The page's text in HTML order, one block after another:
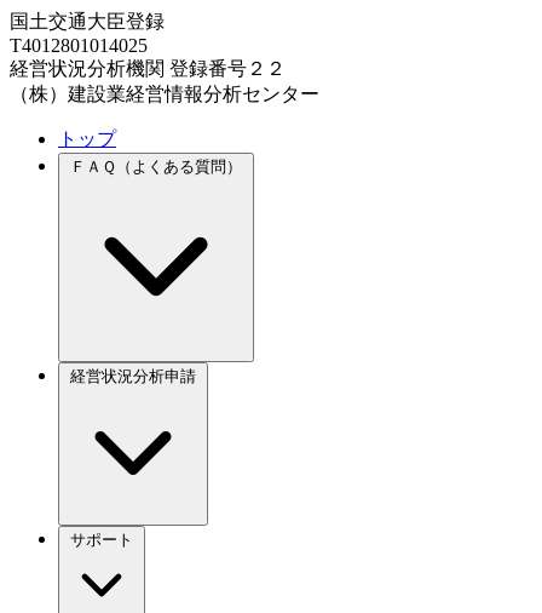
国土交通大臣登録
T4012801014025
経営状況分析機関 登録番号２２
（株）建設業経営情報分析センター
トップ
ＦＡＱ（よくある質問）
経営状況分析申請
サポート